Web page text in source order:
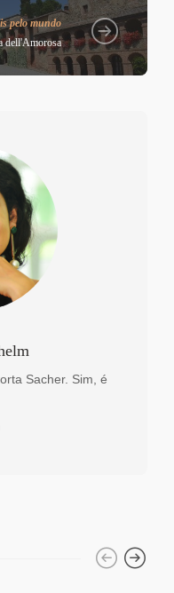
pelo mundo
dell'Amorosa
Sacher. Sim, é